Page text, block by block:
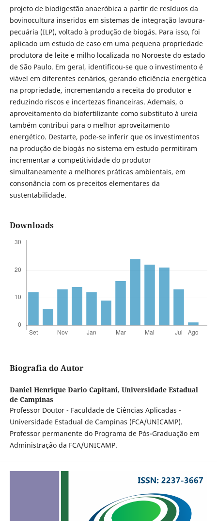
projeto de biodigestão anaeróbica a partir de resíduos da
bovinocultura inseridos em sistemas de integração lavoura-
pecuária (ILP), voltado à produção de biogás. Para isso, foi
aplicado um estudo de caso em uma pequena propriedade
produtora de leite e milho localizada no Noroeste do estado
de São Paulo. Em geral, identificou-se que o investimento é
viável em diferentes cenários, gerando eficiência energética
na propriedade, incrementando a receita do produtor e
reduzindo riscos e incertezas financeiras. Ademais, o
aproveitamento do biofertilizante como substituto à ureia
também contribui para o melhor aproveitamento
energético. Destarte, pode-se inferir que os investimentos
na produção de biogás no sistema em estudo permitiram
incrementar a competitividade do produtor
simultaneamente a melhores práticas ambientais, em
consonância com os preceitos elementares da
sustentabilidade.
Downloads
Biografia do Autor
Daniel Henrique Dario Capitani, Universidade Estadual
de Campinas
Professor Doutor - Faculdade de Ciências Aplicadas -
Universidade Estadual de Campinas (FCA/UNICAMP).
Professor permanente do Programa de Pós-Graduação em
Administração da FCA/UNICAMP.